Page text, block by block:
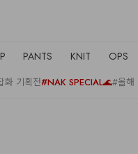
PANTS KNIT OPS
화 기획전#NAK SPECIAL🌊#올해